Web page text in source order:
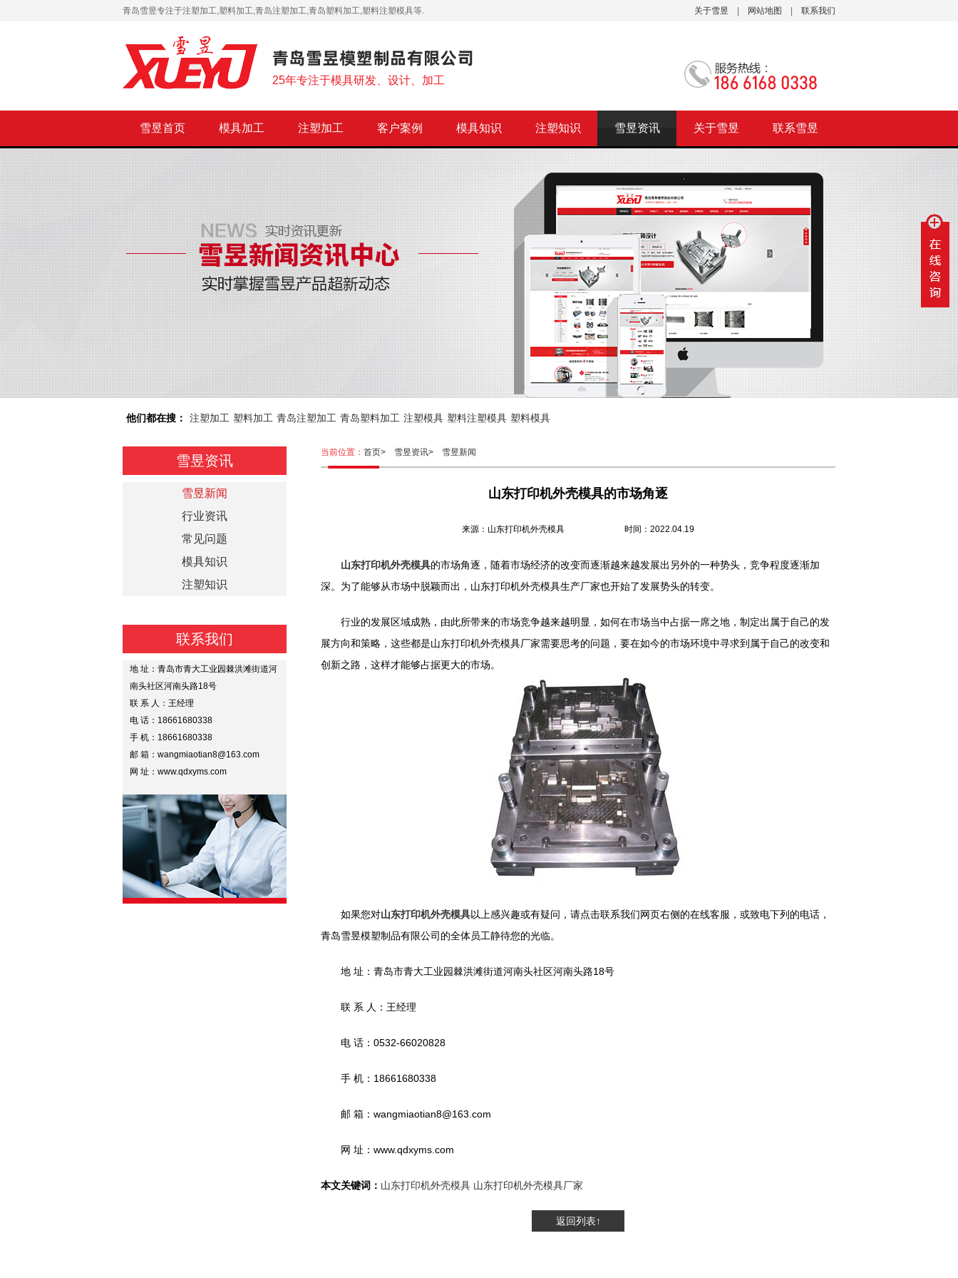
青岛雪昱专注于注塑加工,塑料加工,青岛注塑加工,青岛塑料加工,塑料注塑模具等. 关于雪昱 网站地图 联系我们
25年专注于模具研发、设计、加工
雪昱首页 模具加工 注塑加工 客户案例 模具知识 注塑知识 雪昱资讯 关于雪昱 联系雪昱
他们都在搜： 注塑加工 塑料加工 青岛注塑加工 青岛塑料加工 注塑模具 塑料注塑模具 塑料模具
雪昱资讯
雪昱新闻
行业资讯
常见问题
模具知识
注塑知识
联系我们
地 址：青岛市青大工业园棘洪滩街道河
南头社区河南头路18号
联 系 人：王经理
电 话：18661680338
手 机：18661680338
邮 箱：wangmiaotian8@163.com
网 址：www.qdxyms.com
当前位置： 首页> 雪昱资讯> 雪昱新闻
山东打印机外壳模具的市场角逐
来源：山东打印机外壳模具 时间：2022.04.19
山东打印机外壳模具的市场角逐，随着市场经济的改变而逐渐越来越发展出另外的一种势头，竞争程度逐渐加
深。为了能够从市场中脱颖而出，山东打印机外壳模具生产厂家也开始了发展势头的转变。
行业的发展区域成熟，由此所带来的市场竞争越来越明显，如何在市场当中占据一席之地，制定出属于自己的发
展方向和策略，这些都是山东打印机外壳模具厂家需要思考的问题，要在如今的市场环境中寻求到属于自己的改变和
创新之路，这样才能够占据更大的市场。
如果您对山东打印机外壳模具以上感兴趣或有疑问，请点击联系我们网页右侧的在线客服，或致电下列的电话，
青岛雪昱模塑制品有限公司的全体员工静待您的光临。
地 址：青岛市青大工业园棘洪滩街道河南头社区河南头路18号
联 系 人：王经理
电 话：0532-66020828
手 机：18661680338
邮 箱：wangmiaotian8@163.com
网 址：www.qdxyms.com
本文关键词： 山东打印机外壳模具 山东打印机外壳模具厂家
返回列表↑